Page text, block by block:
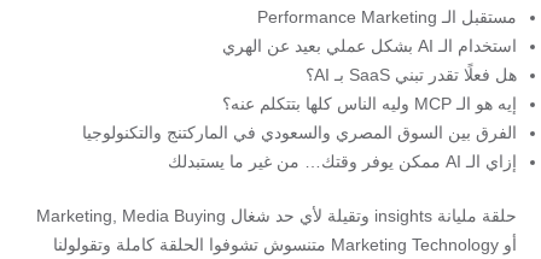
مستقبل الـ Performance Marketing
استخدام الـ AI بشكل عملي بعيد عن الهري
هل فعلًا تقدر تبني SaaS بـ AI؟
إيه هو الـ MCP وليه الناس كلها بتتكلم عنه؟
الفرق بين السوق المصري والسعودي في الماركتنج والتكنولوجيا
إزاي الـ AI ممكن يوفر وقتك… من غير ما يستبدلك
حلقة مليانة insights وتقيلة لأي حد شغال Marketing, Media Buying
أو Marketing Technology متنسوش تشوفوا الحلقة كاملة وتقولولنا